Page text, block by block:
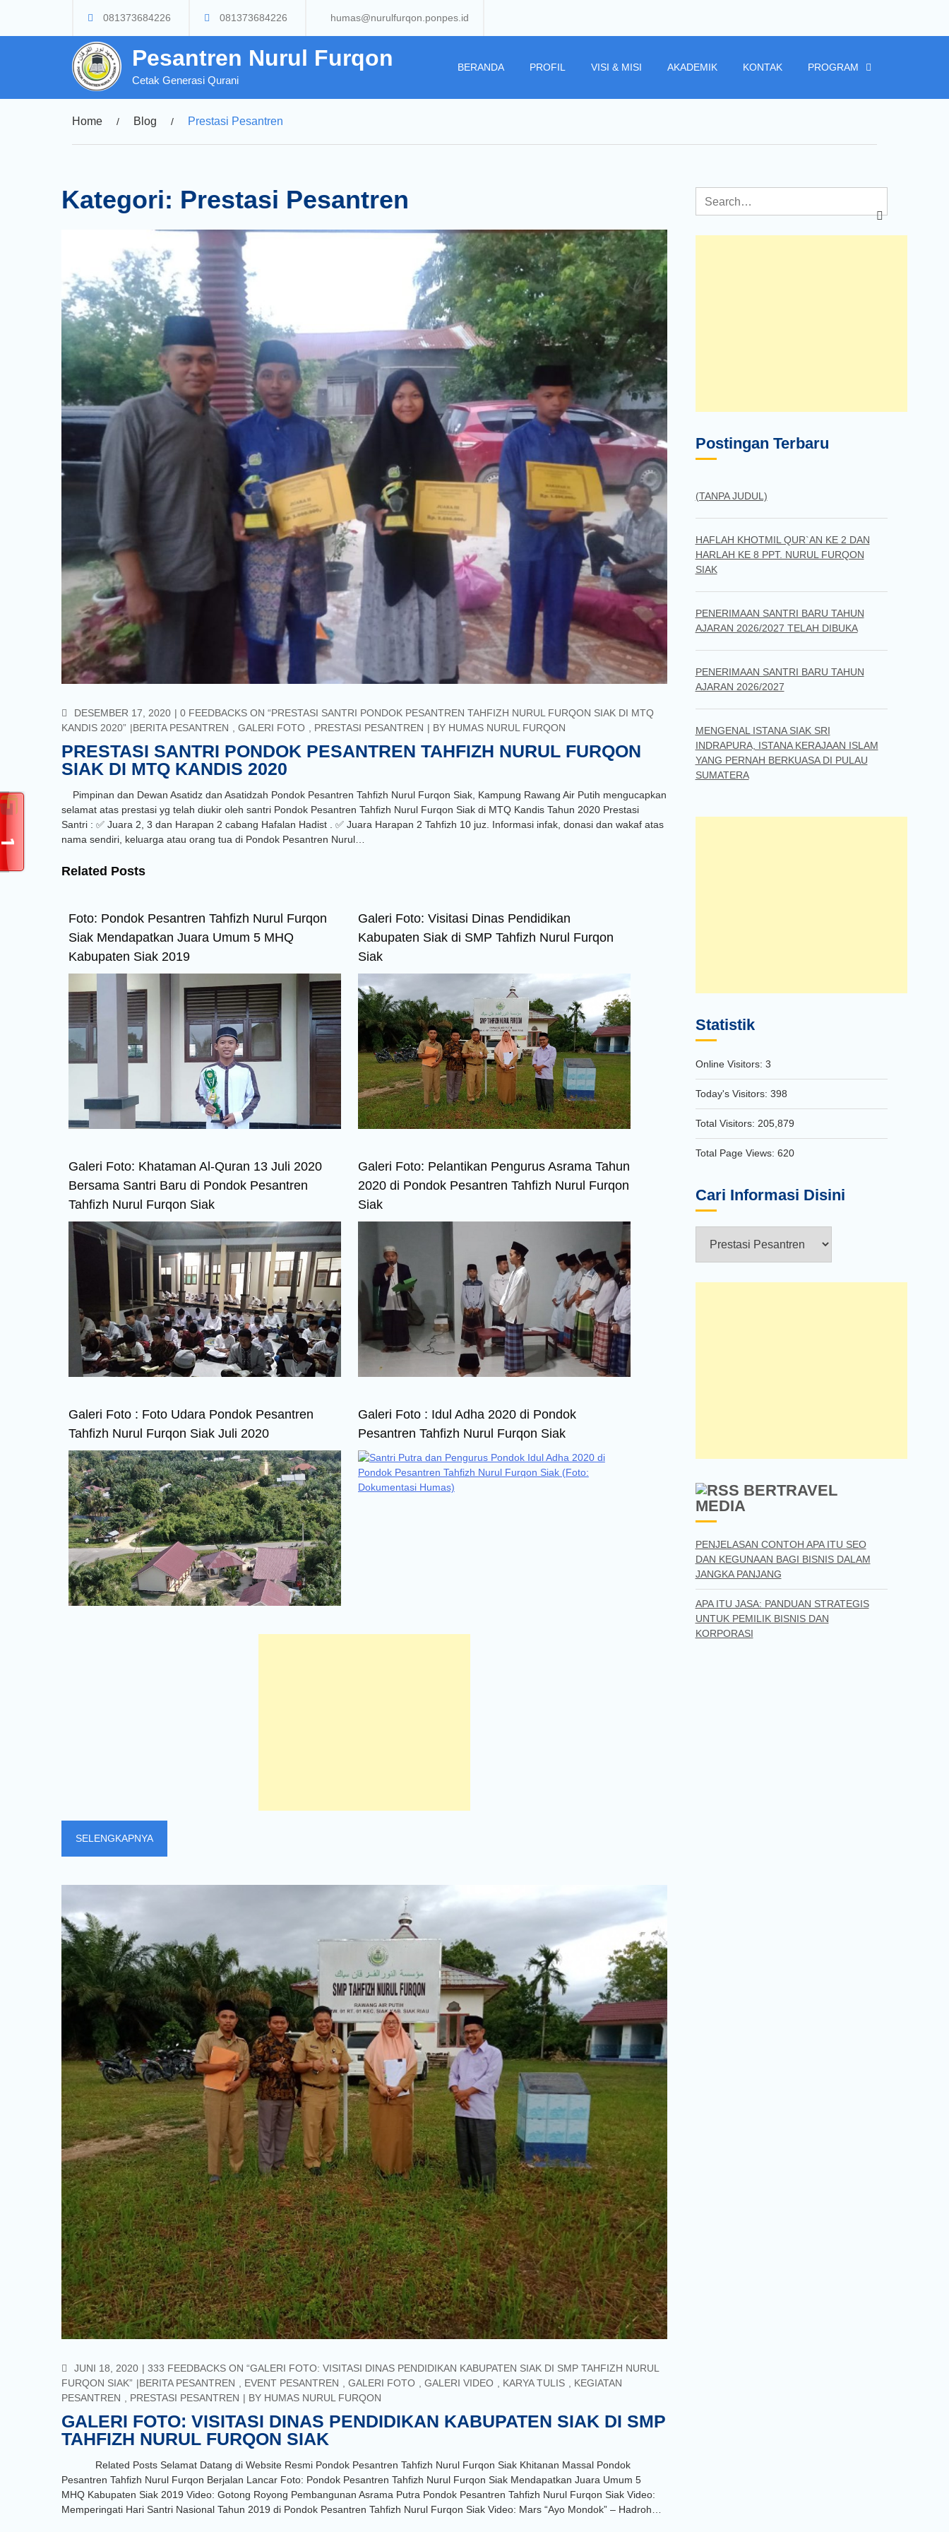
content
081373684226 081373684226 humas@nurulfurqon.ponpes.id
Pesantren Nurul Furqon
Cetak Generasi Qurani
BERANDA PROFIL VISI & MISI AKADEMIK KONTAK PROGRAM
Home Blog Prestasi Pesantren
Kategori: Prestasi Pesantren
DESEMBER 17, 2020 COMMENTS
0 FEEDBACKS ON “PRESTASI SANTRI PONDOK PESANTREN TAHFIZH NURUL FURQON SIAK DI MTQ
KANDIS 2020”
BERITA PESANTREN , GALERI FOTO , PRESTASI PESANTREN BY HUMAS NURUL FURQON
PRESTASI SANTRI PONDOK PESANTREN TAHFIZH NURUL FURQON
SIAK DI MTQ KANDIS 2020
Pimpinan dan Dewan Asatidz dan Asatidzah Pondok Pesantren Tahfizh Nurul Furqon Siak, Kampung Rawang Air Putih mengucapkan
selamat atas prestasi yg telah diukir oleh santri Pondok Pesantren Tahfizh Nurul Furqon Siak di MTQ Kandis Tahun 2020 Prestasi
Santri : ✅ Juara 2, 3 dan Harapan 2 cabang Hafalan Hadist . ✅ Juara Harapan 2 Tahfizh 10 juz. Informasi infak, donasi dan wakaf atas
nama sendiri, keluarga atau orang tua di Pondok Pesantren Nurul…
Related Posts
Foto: Pondok Pesantren Tahfizh Nurul Furqon
Siak Mendapatkan Juara Umum 5 MHQ
Kabupaten Siak 2019
Galeri Foto: Visitasi Dinas Pendidikan
Kabupaten Siak di SMP Tahfizh Nurul Furqon
Siak
Galeri Foto: Khataman Al-Quran 13 Juli 2020
Bersama Santri Baru di Pondok Pesantren
Tahfizh Nurul Furqon Siak
Galeri Foto: Pelantikan Pengurus Asrama Tahun
2020 di Pondok Pesantren Tahfizh Nurul Furqon
Siak
Galeri Foto : Foto Udara Pondok Pesantren
Tahfizh Nurul Furqon Siak Juli 2020
Galeri Foto : Idul Adha 2020 di Pondok
Pesantren Tahfizh Nurul Furqon Siak
SELENGKAPNYA
JUNI 18, 2020 COMMENTS
333 FEEDBACKS ON “GALERI FOTO: VISITASI DINAS PENDIDIKAN KABUPATEN SIAK DI SMP TAHFIZH NURUL
FURQON SIAK”
BERITA PESANTREN , EVENT PESANTREN , GALERI FOTO , GALERI VIDEO , KARYA TULIS , KEGIATAN
PESANTREN , PRESTASI PESANTREN BY HUMAS NURUL FURQON
GALERI FOTO: VISITASI DINAS PENDIDIKAN KABUPATEN SIAK DI SMP
TAHFIZH NURUL FURQON SIAK
Related Posts Selamat Datang di Website Resmi Pondok Pesantren Tahfizh Nurul Furqon Siak Khitanan Massal Pondok
Pesantren Tahfizh Nurul Furqon Berjalan Lancar Foto: Pondok Pesantren Tahfizh Nurul Furqon Siak Mendapatkan Juara Umum 5
MHQ Kabupaten Siak 2019 Video: Gotong Royong Pembangunan Asrama Putra Pondok Pesantren Tahfizh Nurul Furqon Siak Video:
Memperingati Hari Santri Nasional Tahun 2019 di Pondok Pesantren Tahfizh Nurul Furqon Siak Video: Mars “Ayo Mondok” – Hadroh…
Postingan Terbaru
(TANPA JUDUL)
HAFLAH KHOTMIL QUR`AN KE 2 DAN
HARLAH KE 8 PPT. NURUL FURQON
SIAK
PENERIMAAN SANTRI BARU TAHUN
AJARAN 2026/2027 TELAH DIBUKA
PENERIMAAN SANTRI BARU TAHUN
AJARAN 2026/2027
MENGENAL ISTANA SIAK SRI
INDRAPURA, ISTANA KERAJAAN ISLAM
YANG PERNAH BERKUASA DI PULAU
SUMATERA
Statistik
Online Visitors: 3
Today's Visitors: 398
Total Visitors: 205,879
Total Page Views: 620
Cari Informasi Disini
Informasi
Disini
BERTRAVEL
MEDIA
PENJELASAN CONTOH APA ITU SEO
DAN KEGUNAAN BAGI BISNIS DALAM
JANGKA PANJANG
APA ITU JASA: PANDUAN STRATEGIS
UNTUK PEMILIK BISNIS DAN
KORPORASI